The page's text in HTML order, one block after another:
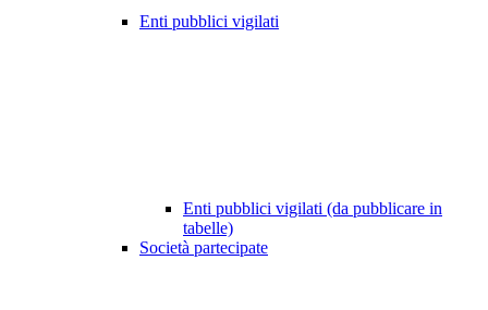
Enti pubblici vigilati
Enti pubblici vigilati (da pubblicare in
tabelle)
Società partecipate